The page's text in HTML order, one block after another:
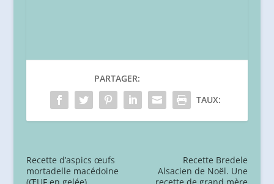
PARTAGER:
TAUX:
Recette d’aspics œufs
mortadelle macédoine
(ŒUF en gelée)
Recette Bredele
Alsacien de Noël. Une
recette de grand mère